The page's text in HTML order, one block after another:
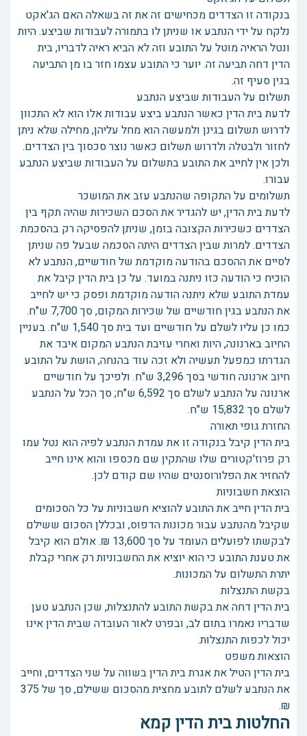
בנקודה זו הצדדים מכחישים זה את זה בשאלה האם הג'אקט
נלקח על ידי הנתבע או שניתן לו בתמורה לעבודות שביצע. היות
ונטל הראיה מוטל על התובע וזה לא הביא ראיה לדבריו, בית
הדין דחה תביעה זה. יוער כי התובע עצמו חזר בו מן התביעה
בגין סעיף זה.
תשלום על העבודות שביצע הנתבע
לדעת בית הדין כאשר הנתבע ביצע עבודות אלו הוא לא התכוון
לדרוש תשלום בגינן ולמעשה הוא מחל עליהן, מחילה שלא ניתן
לחזור ולבטלה ולדרוש תשלום כאשר נוצר סכסוך בין הצדדים.
ולכן אין לחייב את התובע בתשלום על העבודות שביצע הנתבע
עבורו.
תשלומים על התקופה שהנתבע עזב את המושכר
לדעת בית הדין, יש להגדיר את הסכם השכירות שהיה תקף בין
הצדדים כשכירות הקצובה בזמן, שניתן להפסיקה רק בהסכמת
הצדדים. למרות שבין הצדדים היתה הסכמה שבעל פה שניתן
לסיים את ההסכם בהודעה מוקדמת של חודשיים, הנתבע לא
הוכיח כי הודעה כזו ניתנה במועד. על כן בית הדין קיבל את
עמדת התובע שלא ניתנה הודעה מוקדמת ופסק כי יש לחייב
את הנתבע בגין חודשיים של שכירות המקום, סך 7,700 ש"ח.
כמו כן עליו לשלם על חודשיים ועד בית סך 1,540 ש"ח. בעניין
החיוב בארנונה, היות ואחרי עזיבת הנתבע המקום איבד את
הגדרתו כמפעל תעשיה ולא זכה עוד בהנחה, הושת על התובע
חיוב ארנונה חודשי בסך 3,296 ש"ח. ולפיכך על חודשיים
ארנונה על הנתבע לשלם סך 6,592 ש"ח; סך הכל על הנתבע
לשלם סך 15,832 ש"ח.
החזרת גופי תאורה
בית הדין קיבל בנקודה זו את עמדת הנתבע לפיה הוא נטל עמו
רק פרוז'קטורים שלו שהתקין שם מכספו והוא אינו חייב
להחזיר את הפלורוסנטים שהיו שם קודם לכן.
הוצאת חשבוניות
בית הדין חייב את התובע להוציא חשבוניות על כל הסכומים
שקיבל מהנתבע עבור מכונות הדפוס, ובכללן הסכום ששילם
לבקשתו לפועלים העומד על סך 13,600 ₪. אולם הוא קיבל
את טענת התובע כי הוא יוציא את החשבוניות רק אחרי קבלת
יתרת התשלום על המכונות.
בקשת התנצלות
בית הדין דחה את בקשת התובע להתנצלות, שכן הנתבע טען
שדבריו נאמרו בתום לב, ובפרט לאור העובדה שבית הדין אינו
יכול לכפות התנצלות.
הוצאות משפט
בית הדין הטיל את אגרת בית הדין בשווה על שני הצדדים, וחייב
את הנתבע לשלם לתובע מחצית מהסכום ששילם, סך של 375
₪.
החלטות בית הדין קמא